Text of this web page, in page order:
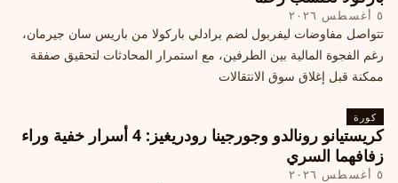
٥ أغسطس ٢٠٢٦
تتواصل مفاوضات ليفربول لضم برادلي باركولا من باريس سان جيرمان،
رغم الفجوة المالية بين الطرفين، مع استمرار المحادثات لتحقيق صفقة
ممكنة قبل إغلاق سوق الانتقالات
كورة
كريستيانو رونالدو وجورجينا رودريغيز: 4 أسرار خفية وراء
زفافهما السري
٥ أغسطس ٢٠٢٦